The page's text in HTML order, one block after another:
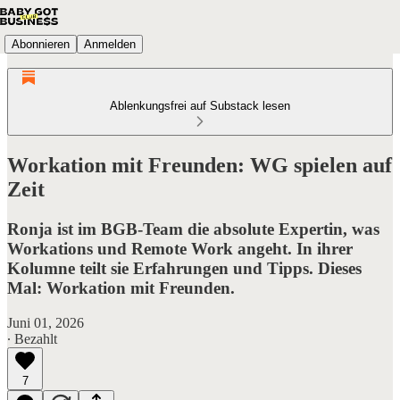
Abonnieren Anmelden
Ablenkungsfrei auf Substack lesen
Workation mit Freunden: WG spielen auf
Zeit
Ronja ist im BGB-Team die absolute Expertin, was
Workations und Remote Work angeht. In ihrer
Kolumne teilt sie Erfahrungen und Tipps. Dieses
Mal: Workation mit Freunden.
Juni 01, 2026
∙ Bezahlt
7